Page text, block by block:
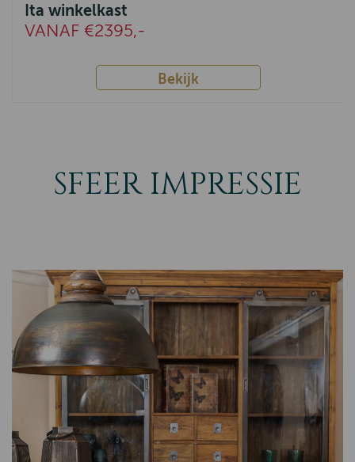
Ita winkelkast
VANAF €2395,-
Bekijk
SFEER IMPRESSIE